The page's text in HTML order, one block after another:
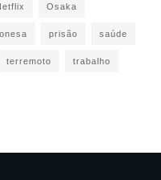
Osaka
prisão saúde
terremoto trabalho